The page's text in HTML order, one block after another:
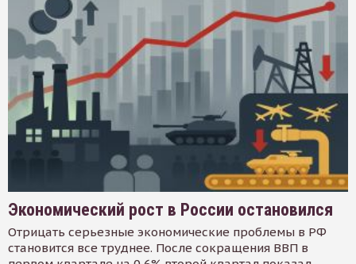
Экономический рост в России остановился
Отрицать серьезные экономические проблемы в РФ
становится все труднее. После сокращения ВВП в